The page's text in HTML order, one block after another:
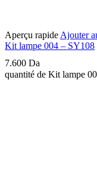
Aperçu rapide Ajouter
Kit lampe 004 – SY108
7.600 Da
quantité de Kit lampe